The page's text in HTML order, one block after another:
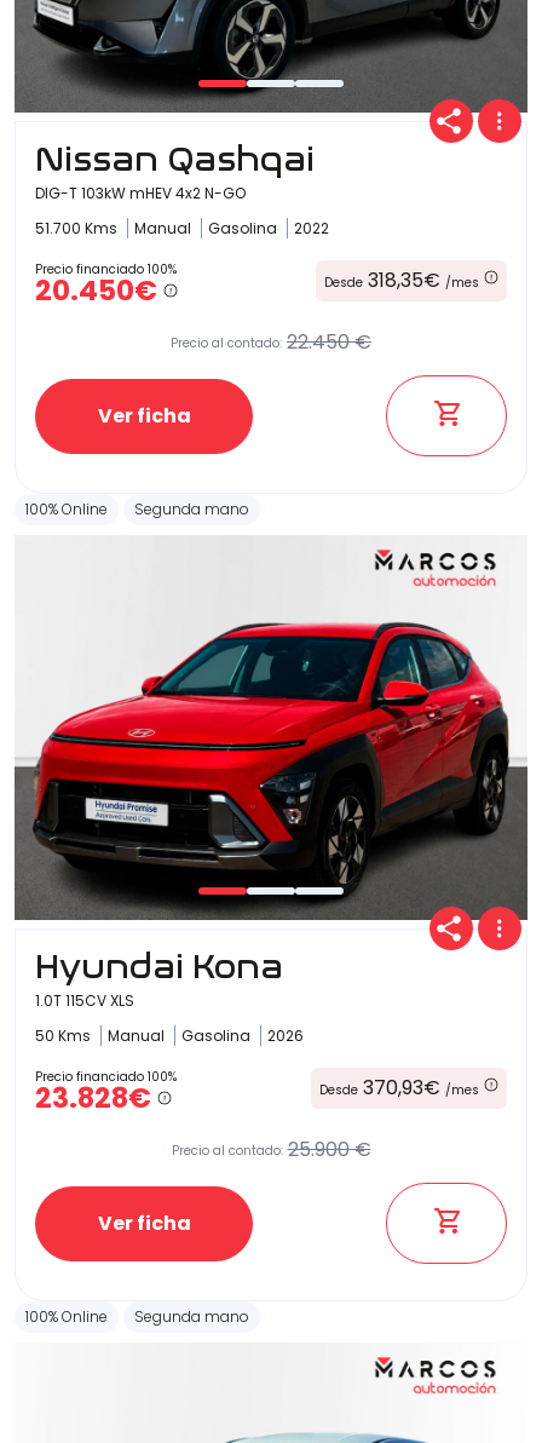
Nissan Qashqai
DIG-T 103kW mHEV 4x2 N-GO
51.700 Kms
Manual Gasolina 2022
Precio financiado 100%
20.450€ Desde 318,35€ /mes
Precio al contado: 22.450 €
Ver ficha
100% Online Segunda mano
Hyundai Kona
1.0T 115CV XLS
50 Kms
Manual Gasolina 2026
Precio financiado 100%
23.828€ Desde 370,93€ /mes
Precio al contado: 25.900 €
Ver ficha
100% Online Segunda mano